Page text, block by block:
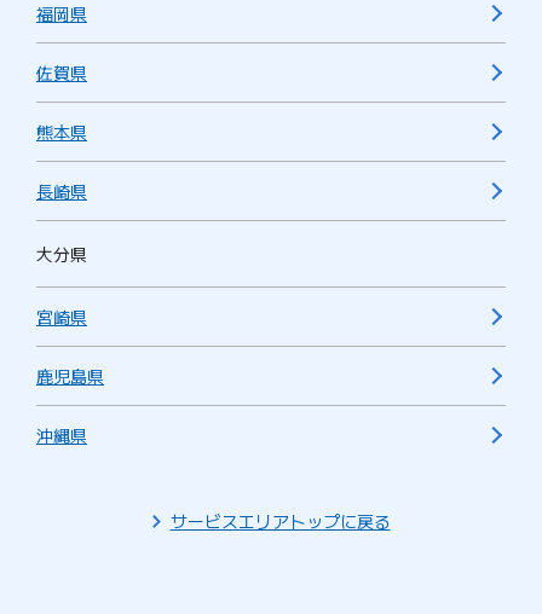
福岡県
佐賀県
熊本県
長崎県
大分県
宮崎県
鹿児島県
沖縄県
サービスエリアトップに戻る